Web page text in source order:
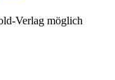
Verlag möglich